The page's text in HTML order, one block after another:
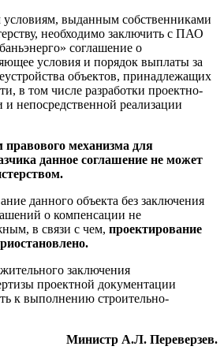
условиям, выданным собственниками
необходимо заключить с ПАО
соглашение о
условия и порядок выплаты за
объектов, принадлежащих
в том числе разработки проектно-
непосредственной реализации
правового механизма для
данное соглашение не может
данного объекта без заключения
о компенсации не
в связи с чем, проектирование
заключения
проектной документации
к выполнению строительно-
Министр А.Л. Переверзев.